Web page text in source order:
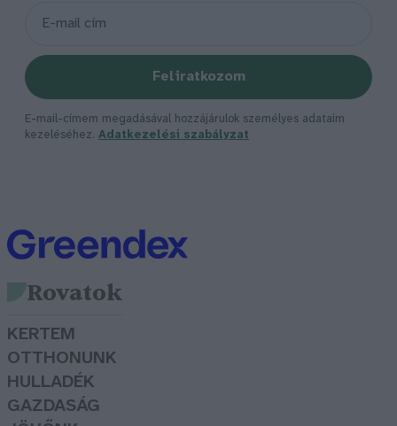
Feliratkozom
E-mail-címem megadásával hozzájárulok személyes adataim
kezeléséhez. Adatkezelési szabályzat
Rovatok
KERTEM
OTTHONUNK
HULLADÉK
GAZDASÁG